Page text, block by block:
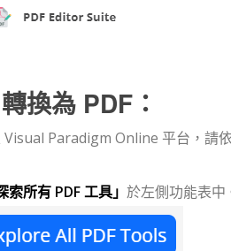
換為 PDF：
Paradigm Online 平台，請
索所有 PDF 工具」 於左側功能表中